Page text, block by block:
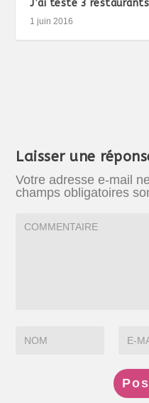
J’ai testé 3
1 juin 2016
Laisser une
Votre adresse e-mail
champs obligatoires